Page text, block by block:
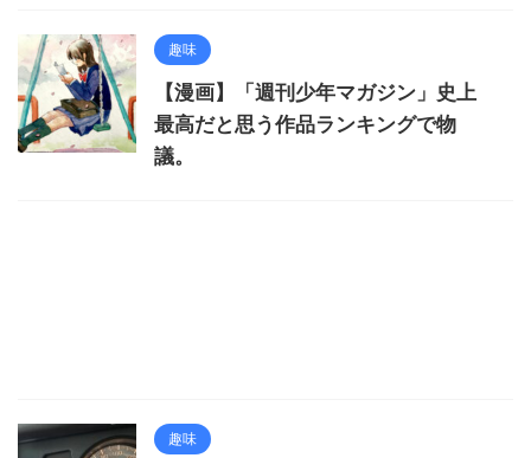
趣味
【漫画】「週刊少年マガジン」史上
最高だと思う作品ランキングで物
議。
趣味